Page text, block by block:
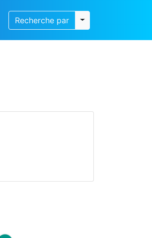
Recherche par Toggle dropdown